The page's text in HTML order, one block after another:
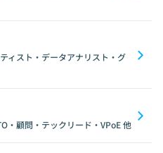
ィスト・データアナリスト・グ
・顧問・テックリード・VPoE他